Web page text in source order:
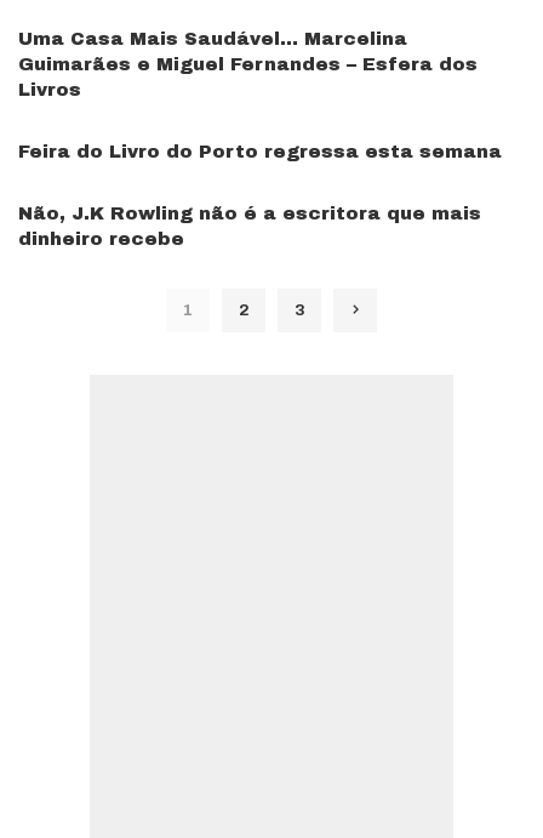
Uma Casa Mais Saudável… Marcelina
Guimarães e Miguel Fernandes – Esfera dos
Livros
Feira do Livro do Porto regressa esta semana
Não, J.K Rowling não é a escritora que mais
dinheiro recebe
1 2 3